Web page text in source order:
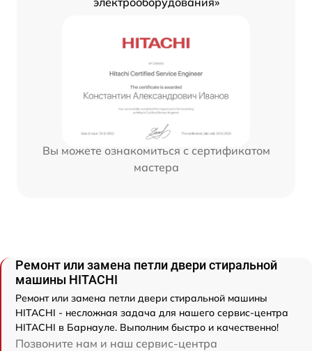
Вы можете ознакомиться с сертификатом
мастера
Ремонт или замена петли двери стиральной
машины HITACHI
Ремонт или замена петли двери стиральной машины
HITACHI - несложная задача для нашего сервис-центра
HITACHI в Барнауле. Выполним быстро и качественно!
Позвоните нам и наш сервис-центра